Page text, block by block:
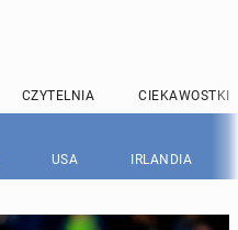
CZYTELNIA CIEKAWOSTKI
USA IRLANDIA